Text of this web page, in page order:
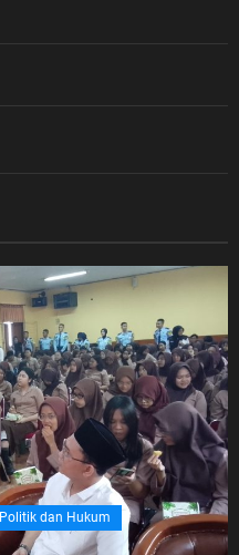
Politik dan Hukum